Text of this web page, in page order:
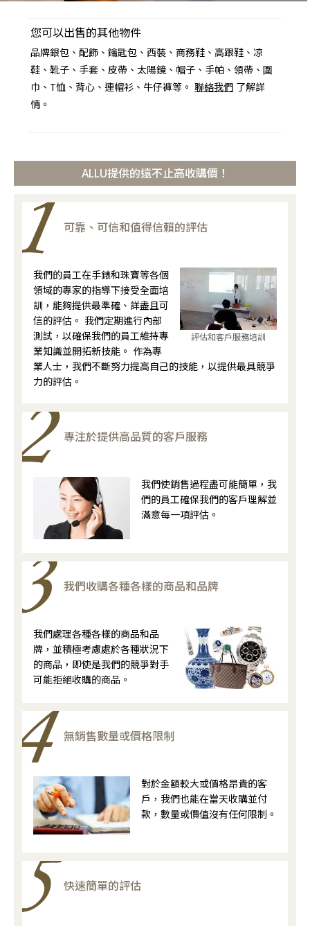
您可以出售的其他物件
品牌銀包、配飾、鑰匙包、西裝、商務鞋、高跟鞋、凉
鞋、靴子、手套、皮帶、太陽鏡、帽子、手帕、領帶、圍
巾、T恤、背心、連帽衫、牛仔褲等。聯絡我們 了解詳
情。
ALLU提供的遠不止高收購價！
可靠、可信和值得信賴的評估
評估和客戶服務培訓
我們的員工在手錶和珠寶等各個
領域的專家的指導下接受全面培
訓，能夠提供最準確、詳盡且可
信的評估。 我們定期進行內部
測試，以確保我們的員工維持專
業知識並開拓新技能。 作為專
業人士，我們不斷努力提高自己的技能，以提供最具競爭
力的評估。
專注於提供高品質的客戶服務
我們使銷售過程盡可能簡單，我
們的員工確保我們的客戶理解並
滿意每一項評估。
我們收購各種各樣的商品和品牌
我們處理各種各樣的商品和品
牌，並積極考慮處於各種狀況下
的商品，即使是我們的競爭對手
可能拒絕收購的商品。
無銷售數量或價格限制
對於金額較大或價格昂貴的客
戶，我們也能在當天收購並付
款，數量或價值沒有任何限制。
快速簡單的評估